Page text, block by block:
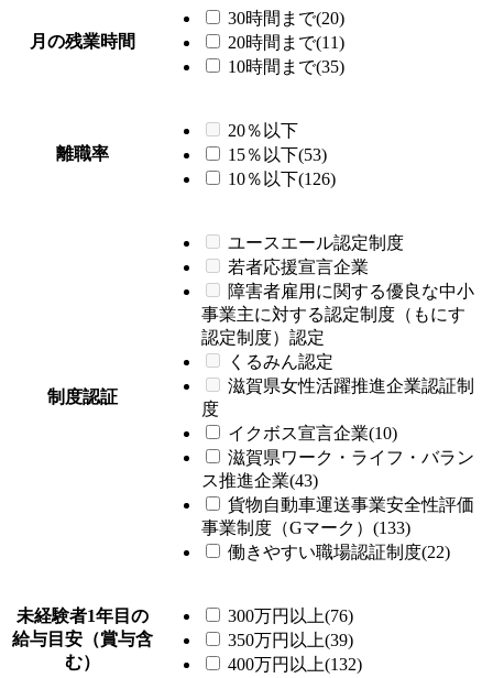
月の残業時間
30時間まで(20)
20時間まで(11)
10時間まで(35)
離職率
20％以下
15％以下(53)
10％以下(126)
制度認証
ユースエール認定制度
若者応援宣言企業
障害者雇用に関する優良な中小
事業主に対する認定制度（もにす
認定制度）認定
くるみん認定
滋賀県女性活躍推進企業認証制
度
イクボス宣言企業(10)
滋賀県ワーク・ライフ・バラン
ス推進企業(43)
貨物自動車運送事業安全性評価
事業制度（Gマーク）(133)
働きやすい職場認証制度(22)
未経験者1年目の
給与目安（賞与含
む）
300万円以上(76)
350万円以上(39)
400万円以上(132)